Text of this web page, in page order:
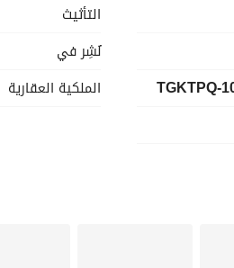
التأثيث
نُشِر في
الملكية العقارية